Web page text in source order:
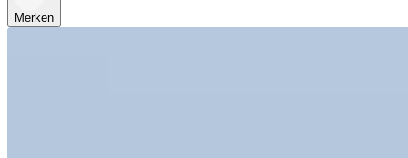
Merken